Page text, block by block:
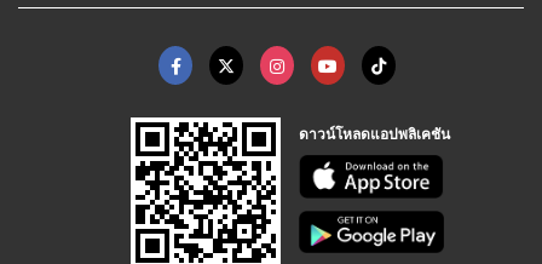
ดาวน์โหลดแอปพลิเคชัน